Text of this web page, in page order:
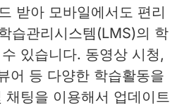
받아 모바일에서도 편리
습관리시스템(LMS)의 학
있습니다. 동영상 시청,
어 등 다양한 학습활동을
채팅을 이용해서 업데이트